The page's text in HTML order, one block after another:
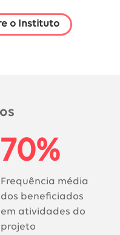
o Instituto
70%
Frequência média
dos beneficiados
em atividades do
projeto